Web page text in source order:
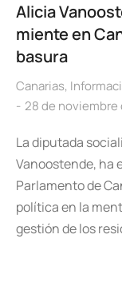
Alicia
miente en
basura
Canarias,
28 de noviembre
La diputada
Vanoostende, ha
Parlamento de
política en la
gestión de los